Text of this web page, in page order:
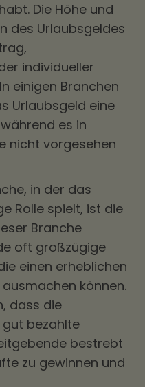
Die Höhe und
des Urlaubsgeldes
individueller
einigen Branchen
Urlaubsgeld eine
es in
nicht vorgesehen
in der das
Rolle spielt, ist die
Branche
oft großzügige
einen erheblichen
können.
dass die
bezahlte
bestrebt
zu gewinnen und